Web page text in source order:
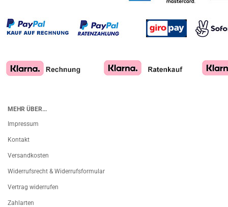
MEHR ÜBER...
Impressum
Kontakt
Versandkosten
Widerrufsrecht & Widerrufsformular
Vertrag widerrufen
Zahlarten